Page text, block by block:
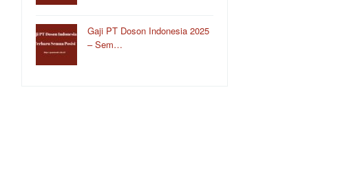
Gaji PT Doson Indonesia 2025
– Sem…